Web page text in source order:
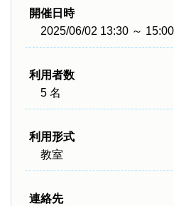
開催日時
2025/06/02 13:30 ～ 15:00
利用者数
5 名
利用形式
教室
連絡先